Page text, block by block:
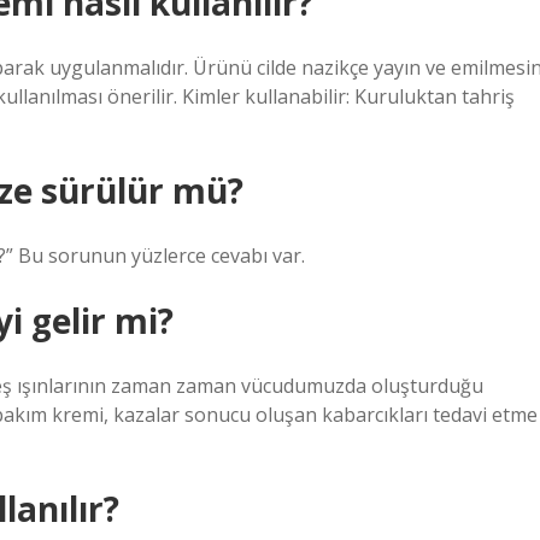
uygulanmalıdır. Ürünü cilde nazikçe yayın ve
önerilir. Kimler kullanabilir: Kuruluktan tahriş
sürülür mü?
Bu sorunun yüzlerce cevabı var.
gelir mi?
ışınlarının zaman zaman vücudumuzda oluşturduğu
kremi, kazalar sonucu oluşan kabarcıkları tedavi etme